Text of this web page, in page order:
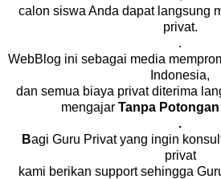
calon siswa Anda dapat langsung
privat.
.
WebBlog ini sebagai media
Indonesia,
dan semua biaya privat diterima
mengajar Tanpa
.
Bagi Guru Privat yang ingin
privat
kami berikan support sehingga